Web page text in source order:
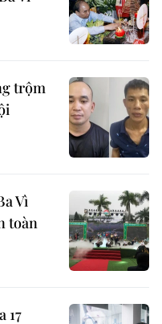
trộm
Vì
toàn
17